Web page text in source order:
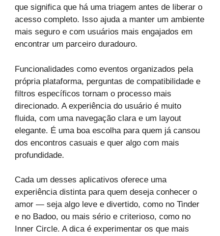
que significa que há uma triagem antes de liberar o
acesso completo. Isso ajuda a manter um ambiente
mais seguro e com usuários mais engajados em
encontrar um parceiro duradouro.
Funcionalidades como eventos organizados pela
própria plataforma, perguntas de compatibilidade e
filtros específicos tornam o processo mais
direcionado. A experiência do usuário é muito
fluida, com uma navegação clara e um layout
elegante. É uma boa escolha para quem já cansou
dos encontros casuais e quer algo com mais
profundidade.
Cada um desses aplicativos oferece uma
experiência distinta para quem deseja conhecer o
amor — seja algo leve e divertido, como no Tinder
e no Badoo, ou mais sério e criterioso, como no
Inner Circle. A dica é experimentar os que mais